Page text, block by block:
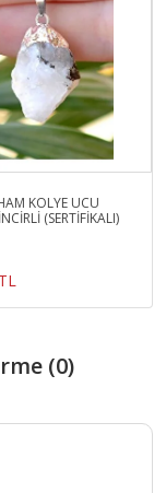
KOLYE UCU
(SERTİFİKALI)
(0)